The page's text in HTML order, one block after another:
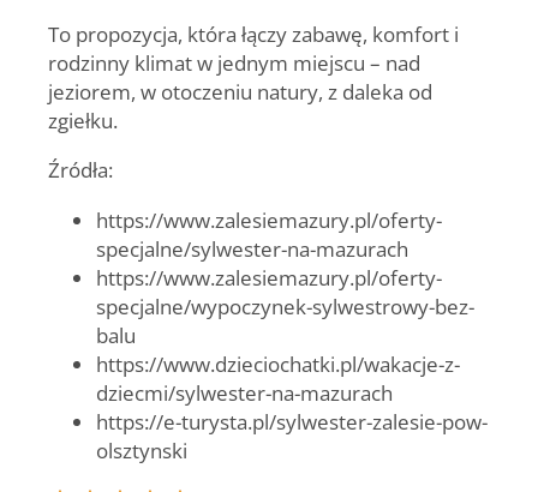
To propozycja, która łączy zabawę, komfort i
rodzinny klimat w jednym miejscu – nad
jeziorem, w otoczeniu natury, z daleka od
zgiełku.
Źródła:
https://www.zalesiemazury.pl/oferty-
specjalne/sylwester-na-mazurach
https://www.zalesiemazury.pl/oferty-
specjalne/wypoczynek-sylwestrowy-bez-
balu
https://www.dzieciochatki.pl/wakacje-z-
dziecmi/sylwester-na-mazurach
https://e-turysta.pl/sylwester-zalesie-pow-
olsztynski